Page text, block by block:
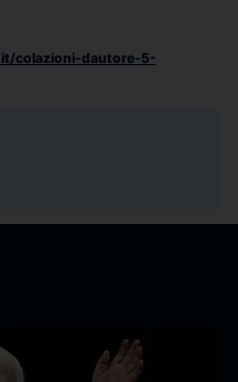
colazioni-dautore-5-